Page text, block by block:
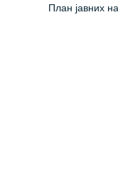
План јавних